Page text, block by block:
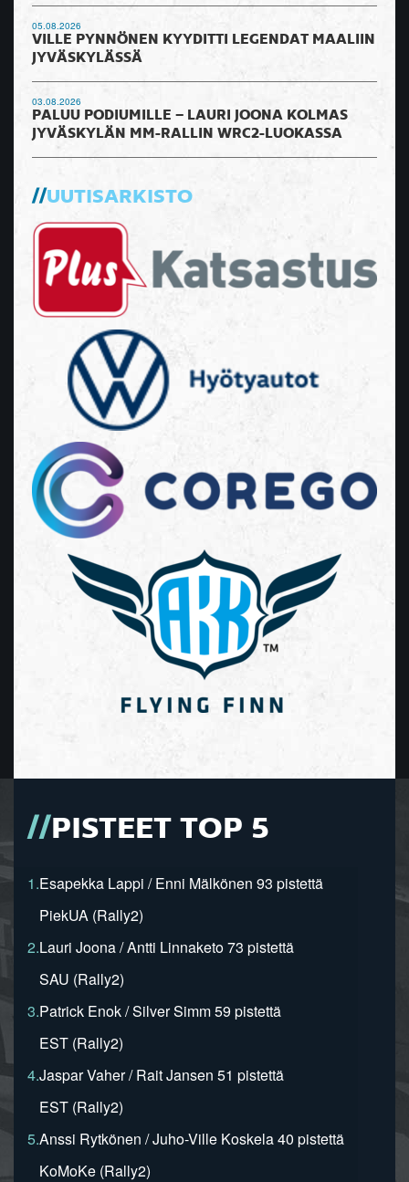
05.08.2026
VILLE PYNNÖNEN KYYDITTI LEGENDAT MAALIIN
JYVÄSKYLÄSSÄ
03.08.2026
PALUU PODIUMILLE – LAURI JOONA KOLMAS
JYVÄSKYLÄN MM-RALLIN WRC2-LUOKASSA
UUTISARKISTO
PISTEET TOP 5
1.Esapekka Lappi / Enni Mälkönen 93 pistettä
PiekUA (Rally2)
2.Lauri Joona / Antti Linnaketo 73 pistettä
SAU (Rally2)
3.Patrick Enok / Silver Simm 59 pistettä
EST (Rally2)
4.Jaspar Vaher / Rait Jansen 51 pistettä
EST (Rally2)
5.Anssi Rytkönen / Juho-Ville Koskela 40 pistettä
KoMoKe (Rally2)